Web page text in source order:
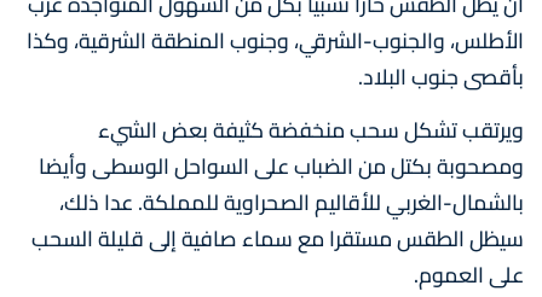
الأطلس، والجنوب-الشرقي، وجنوب المنطقة الشرقية، وكذا
بأقصى جنوب البلاد.
ويرتقب تشكل سحب منخفضة كثيفة بعض الشيء
ومصحوبة بكتل من الضباب على السواحل الوسطى وأيضا
بالشمال-الغربي للأقاليم الصحراوية للمملكة. عدا ذلك،
سيظل الطقس مستقرا مع سماء صافية إلى قليلة السحب
على العموم.